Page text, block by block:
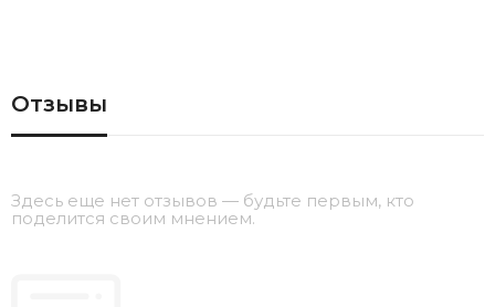
Отзывы
Здесь еще нет отзывов — будьте первым, кто
поделится своим мнением.